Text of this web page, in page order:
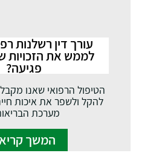
עורך דין רשלנות
לממש את הזכויות
פגיעה?
הטיפול הרפואי שאנו
להקל ולשפר את איכות
מערכת
המשך